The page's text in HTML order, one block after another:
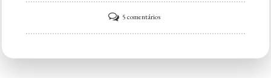
5 comentáriosem
Famiglia